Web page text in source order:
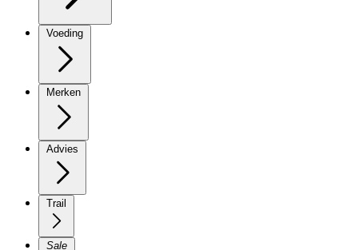
Voeding
Merken
Advies
Trail
Sale